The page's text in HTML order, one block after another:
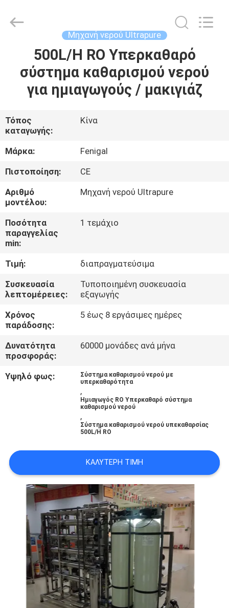
ΣΠΊΤΙ
ΠΡΟΪΌΝΤΑ
ΠΕΡΊΠΟΥ
ΕΜΕΊΣ
ΓΎΡΟΣ
ΕΡΓΟΣΤΑΣΊΩΝ
ΠΟΙΟΤΙΚΌΣ
ΈΛΕΓΧΟΣ
ΜΑΣ
ΕΛΆΤΕ
ΕΠΑΦΉ
ΜΕ
ΕΙΔΉΣΕΙΣ
ΑΠΌΣΠΑΣΜΑ
SITEMAP
PRIVACY
POLICY
Technology
Μηχανή νερού Ultrapure
500L/H RO Υπερκαθαρό
σύστημα καθαρισμού νερού
για ημιαγωγούς / μακιγιάζ
Τόπος
καταγωγής:
Κίνα
Μάρκα:
Fenigal
Πιστοποίηση:
CE
Αριθμό
μοντέλου:
Μηχανή νερού Ultrapure
Ποσότητα
παραγγελίας
min:
1 τεμάχιο
Τιμή:
διαπραγματεύσιμα
Συσκευασία
λεπτομέρειες:
Τυποποιημένη συσκευασία
εξαγωγής
Χρόνος
παράδοσης:
5 έως 8 εργάσιμες ημέρες
Δυνατότητα
προσφοράς:
60000 μονάδες ανά μήνα
Υψηλό φως:
Σύστημα καθαρισμού νερού με
υπερκαθαρότητα
,
Ημιαγωγός RO Υπερκαθαρό σύστημα
καθαρισμού νερού
,
Σύστημα καθαρισμού νερού υπεκαθαρσίας
500L/H RO
ΚΑΛΎΤΕΡΗ ΤΙΜΉ